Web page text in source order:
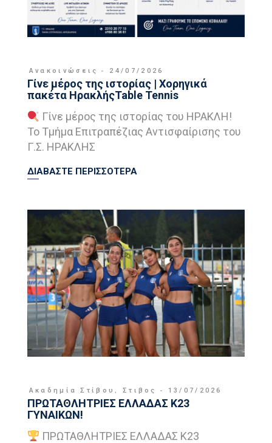
Ανακοινώσεις 24/07/2026
Γίνε μέρος της ιστορίας | Χορηγικά
πακέτα ΗρακλήςTable Tennis
Γίνε μέρος της ιστορίας του ΗΡΑΚΛΗ!
Το Τμήμα Επιτραπέζιας Αντισφαίρισης του
Γ.Σ. ΗΡΑΚΛΗΣ
ΔΙΑΒΑΣΤΕ ΠΕΡΙΣΣΟΤΕΡΑ
Ακαδημία Στίβου , Στιβος 13/07/2026
ΠΡΩΤΑΘΛΗΤΡΙΕΣ ΕΛΛΑΔΑΣ Κ23
ΓΥΝΑΙΚΩΝ!
ΠΡΩΤΑΘΛΗΤΡΙΕΣ ΕΛΛΑΔΑΣ Κ23